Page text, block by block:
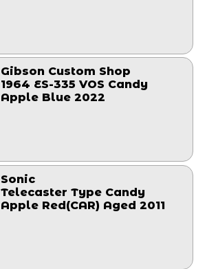
Gibson Custom Shop
1964 ES-335 VOS Candy
Apple Blue 2022
Sonic
Telecaster Type Candy
Apple Red(CAR) Aged 2011